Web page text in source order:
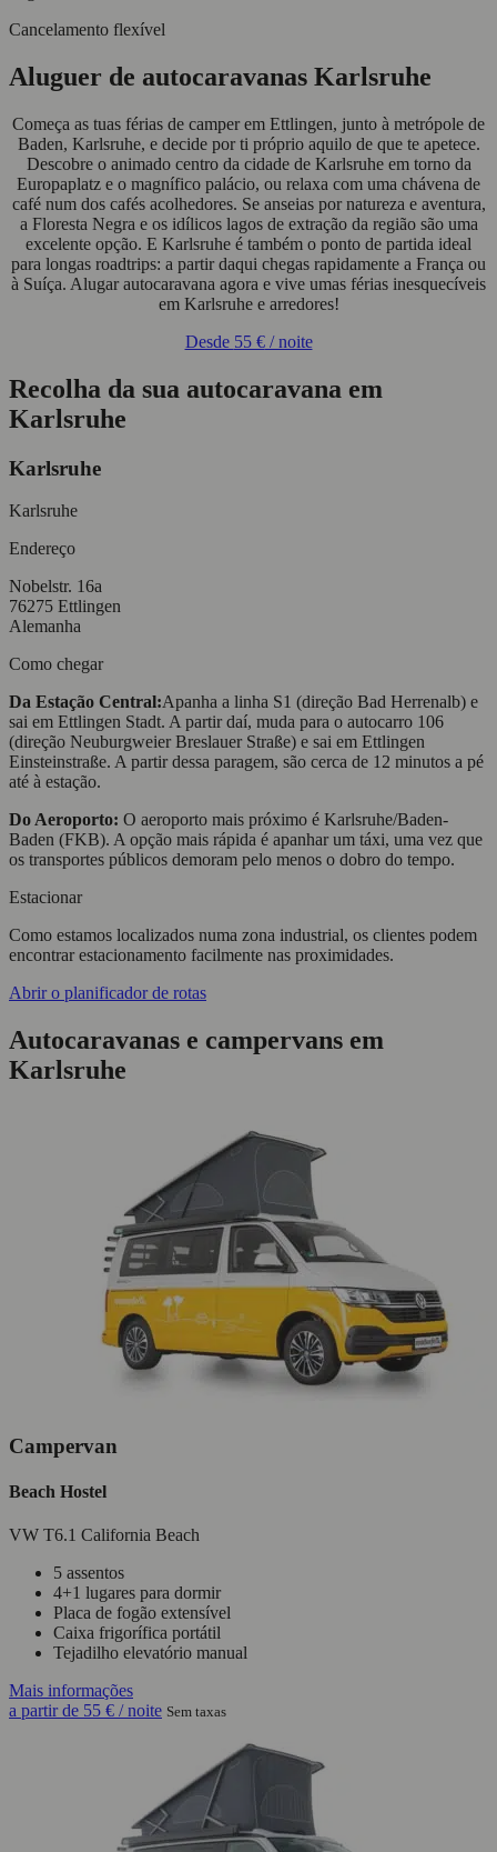
Cancelamento flexível
Aluguer de autocaravanas Karlsruhe
Começa as tuas férias de camper em Ettlingen, junto à metrópole de
Baden, Karlsruhe, e decide por ti próprio aquilo de que te apetece.
Descobre o animado centro da cidade de Karlsruhe em torno da
Europaplatz e o magnífico palácio, ou relaxa com uma chávena de
café num dos cafés acolhedores. Se anseias por natureza e aventura,
a Floresta Negra e os idílicos lagos de extração da região são uma
excelente opção. E Karlsruhe é também o ponto de partida ideal
para longas roadtrips: a partir daqui chegas rapidamente a França ou
à Suíça. Alugar autocaravana agora e vive umas férias inesquecíveis
em Karlsruhe e arredores!
Desde 55 €/ noite
Recolha da sua autocaravana em
Karlsruhe
Karlsruhe
Karlsruhe
Endereço
Nobelstr. 16a
76275 Ettlingen
Alemanha
Como chegar
Da Estação Central:Apanha a linha S1 (direção Bad Herrenalb) e
sai em Ettlingen Stadt. A partir daí, muda para o autocarro 106
(direção Neuburgweier Breslauer Straße) e sai em Ettlingen
Einsteinstraße. A partir dessa paragem, são cerca de 12 minutos a pé
até à estação.
Do Aeroporto: O aeroporto mais próximo é Karlsruhe/Baden-
Baden (FKB). A opção mais rápida é apanhar um táxi, uma vez que
os transportes públicos demoram pelo menos o dobro do tempo.
Estacionar
Como estamos localizados numa zona industrial, os clientes podem
encontrar estacionamento facilmente nas proximidades.
Abrir o planificador de rotas
Autocaravanas e campervans em
Karlsruhe
Campervan
Beach Hostel
VW T6.1 California Beach
5 assentos
4+1 lugares para dormir
Placa de fogão extensível
Caixa frigorífica portátil
Tejadilho elevatório manual
Mais informações
a partir de 55 € / noite Sem taxas